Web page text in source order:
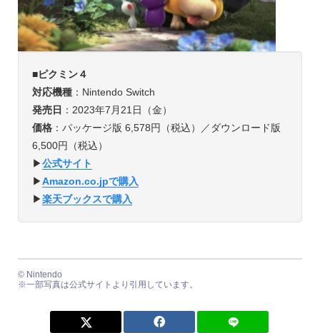
■ピクミン４
対応機種：Nintendo Switch
発売日 ：2023年7月21日（金）
価格：パッケージ版 6,578円（税込）／ダウンロード版
6,500円（税込）
▶︎公式サイト
▶︎Amazon.co.jpで購入
▶︎楽天ブックスで購入
© Nintendo
※一部写真は公式サイトより引用しています。